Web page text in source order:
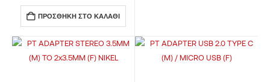
ΠΡΟΣΘΉΚΗ ΣΤΟ ΚΑΛΆΘΙ